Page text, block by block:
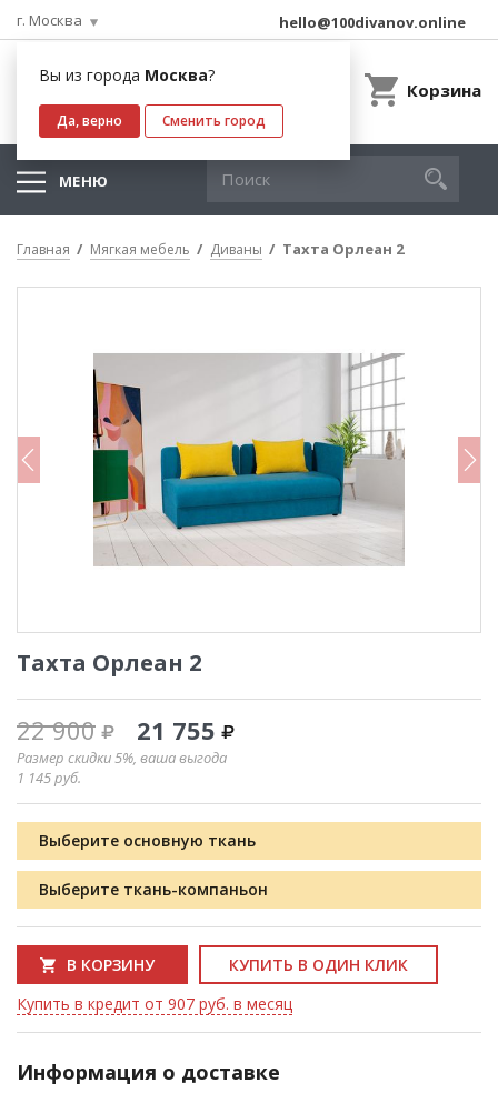
г. Москва
Вы из города Москва?
Да, верно Сменить город
hello@100divanov.online
Корзина
МЕНЮ
Главная Мягкая мебель Диваны Тахта Орлеан 2
Тахта Орлеан 2
22 900 21 755
Размер скидки 5%, ваша выгода
1 145руб.
Выберите основную ткань
Выберите ткань-компаньон
В КОРЗИНУ
КУПИТЬ В ОДИН КЛИК
Купить в кредит от 907 руб. в месяц
Информация о доставке